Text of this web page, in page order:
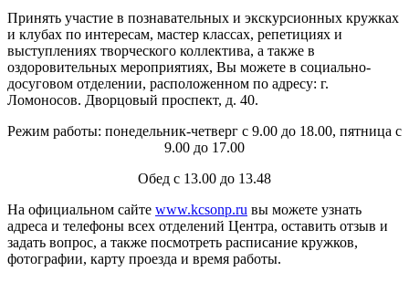
Принять участие в познавательных и экскурсионных кружках
и клубах по интересам, мастер классах, репетициях и
выступлениях творческого коллектива, а также в
оздоровительных мероприятиях, Вы можете в социально-
досуговом отделении, расположенном по адресу: г.
Ломоносов. Дворцовый проспект, д. 40.
Режим работы: понедельник-четверг с 9.00 до 18.00, пятница с
9.00 до 17.00
Обед с 13.00 до 13.48
На официальном сайте www.kcsonp.ru вы можете узнать
адреса и телефоны всех отделений Центра, оставить отзыв и
задать вопрос, а также посмотреть расписание кружков,
фотографии, карту проезда и время работы.